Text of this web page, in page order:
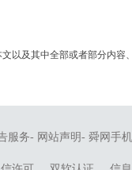
及其中全部或者部分内
服务- 网站声明- 舜网手